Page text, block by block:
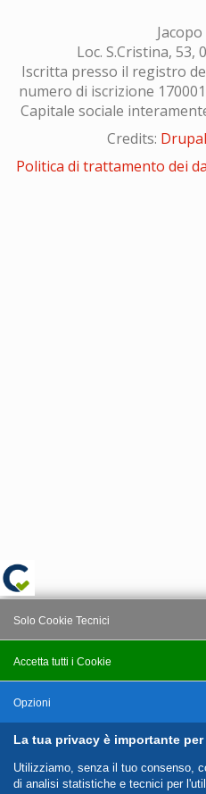
Loc. S.Cristina, 53,
Iscritta presso il registro
numero di iscrizione
Capitale sociale
Credits: Drupal
Politica di trattamento dei
La tua privacy è importante per
Utilizziamo, senza il tuo consenso,
di analisi statistiche e tecnici per
Accetta tutti i Cookie
Solo Cookie Tecnici
Salva
Opzioni
Nascondi Opzioni